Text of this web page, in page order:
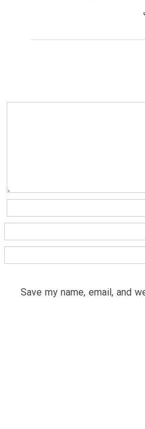
Save my name, email, and